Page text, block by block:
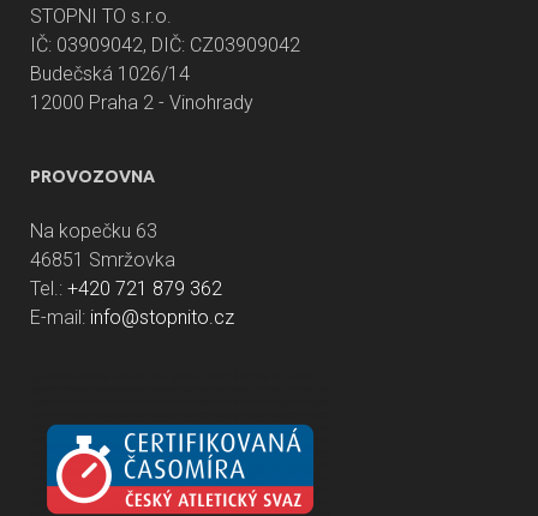
STOPNI TO s.r.o.
IČ: 03909042, DIČ: CZ03909042
Budečská 1026/14
12000 Praha 2 - Vinohrady
PROVOZOVNA
Na kopečku 63
46851 Smržovka
Tel.: +420 721 879 362
E-mail: info@stopnito.cz